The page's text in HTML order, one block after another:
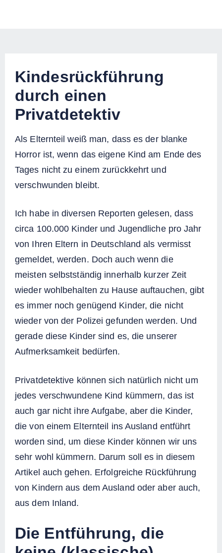
Kindesrückführung
durch einen
Privatdetektiv
Als Elternteil weiß man, dass es der blanke
Horror ist, wenn das eigene Kind am Ende des
Tages nicht zu einem zurückkehrt und
verschwunden bleibt.
Ich habe in diversen Reporten gelesen, dass
circa 100.000 Kinder und Jugendliche pro Jahr
von Ihren Eltern in Deutschland als vermisst
gemeldet, werden. Doch auch wenn die
meisten selbstständig innerhalb kurzer Zeit
wieder wohlbehalten zu Hause auftauchen, gibt
es immer noch genügend Kinder, die nicht
wieder von der Polizei gefunden werden. Und
gerade diese Kinder sind es, die unserer
Aufmerksamkeit bedürfen.
Privatdetektive können sich natürlich nicht um
jedes verschwundene Kind kümmern, das ist
auch gar nicht ihre Aufgabe, aber die Kinder,
die von einem Elternteil ins Ausland entführt
worden sind, um diese Kinder können wir uns
sehr wohl kümmern. Darum soll es in diesem
Artikel auch gehen. Erfolgreiche Rückführung
von Kindern aus dem Ausland oder aber auch,
aus dem Inland.
Die Entführung, die